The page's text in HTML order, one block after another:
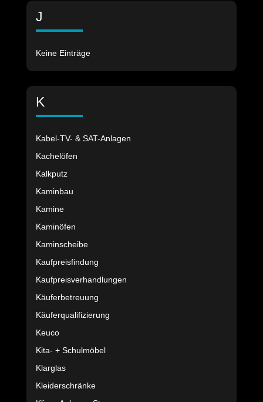
J
Keine Einträge
K
Kabel-TV- & SAT-Anlagen
Kachelöfen
Kalkputz
Kaminbau
Kamine
Kaminöfen
Kaminscheibe
Kaufpreisfindung
Kaufpreisverhandlungen
Käuferbetreuung
Käuferqualifizierung
Keuco
Kita- + Schulmöbel
Klarglas
Kleiderschränke